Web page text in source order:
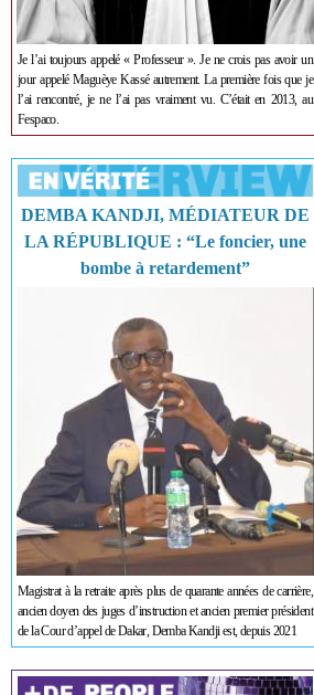
Je l’ai toujours appelé « Professeur ». Je ne crois pas avoir un
jour appelé Maguèye Kassé autrement. La première fois que je
l’ai rencontré, je ne l’ai pas vraiment vu. C’était en 2013, au
Fespaco.
DEMBA KANDJI, MÉDIATEUR DE
LA RÉPUBLIQUE : “Le foncier, une
bombe à retardement”
Magistrat à la retraite après plus de quarante années de carrière,
ancien doyen des juges d’instruction et ancien premier président
de la Cour d’appel de Dakar, Demba Kandji est, depuis 2021